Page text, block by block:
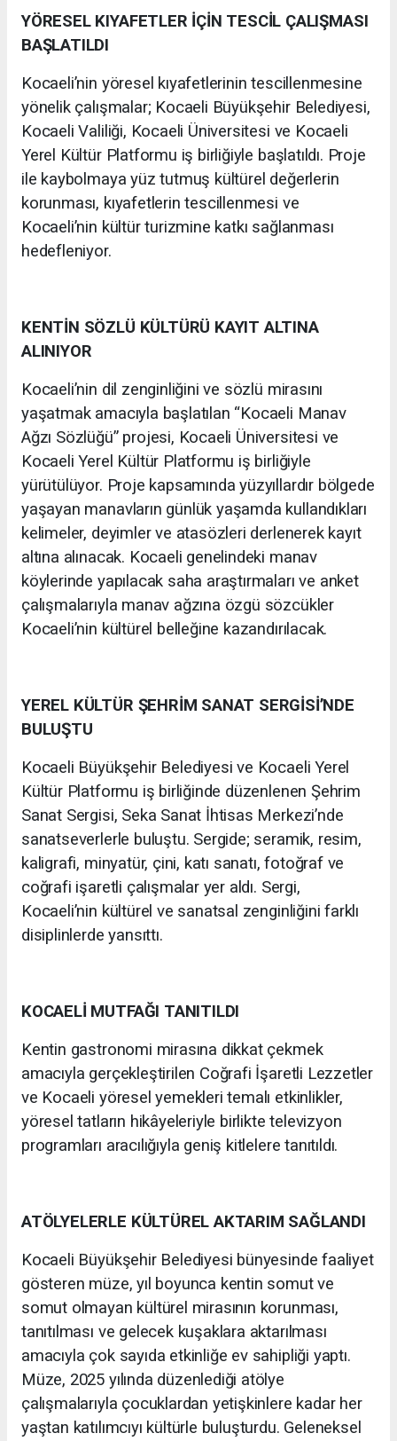
YÖRESEL KIYAFETLER İÇİN TESCİL ÇALIŞMASI
BAŞLATILDI
Kocaeli’nin yöresel kıyafetlerinin tescillenmesine
yönelik çalışmalar; Kocaeli Büyükşehir Belediyesi,
Kocaeli Valiliği, Kocaeli Üniversitesi ve Kocaeli
Yerel Kültür Platformu iş birliğiyle başlatıldı. Proje
ile kaybolmaya yüz tutmuş kültürel değerlerin
korunması, kıyafetlerin tescillenmesi ve
Kocaeli’nin kültür turizmine katkı sağlanması
hedefleniyor.
KENTİN SÖZLÜ KÜLTÜRÜ KAYIT ALTINA
ALINIYOR
Kocaeli’nin dil zenginliğini ve sözlü mirasını
yaşatmak amacıyla başlatılan “Kocaeli Manav
Ağzı Sözlüğü” projesi, Kocaeli Üniversitesi ve
Kocaeli Yerel Kültür Platformu iş birliğiyle
yürütülüyor. Proje kapsamında yüzyıllardır bölgede
yaşayan manavların günlük yaşamda kullandıkları
kelimeler, deyimler ve atasözleri derlenerek kayıt
altına alınacak. Kocaeli genelindeki manav
köylerinde yapılacak saha araştırmaları ve anket
çalışmalarıyla manav ağzına özgü sözcükler
Kocaeli’nin kültürel belleğine kazandırılacak.
YEREL KÜLTÜR ŞEHRİM SANAT SERGİSİ’NDE
BULUŞTU
Kocaeli Büyükşehir Belediyesi ve Kocaeli Yerel
Kültür Platformu iş birliğinde düzenlenen Şehrim
Sanat Sergisi, Seka Sanat İhtisas Merkezi’nde
sanatseverlerle buluştu. Sergide; seramik, resim,
kaligrafi, minyatür, çini, katı sanatı, fotoğraf ve
coğrafi işaretli çalışmalar yer aldı. Sergi,
Kocaeli’nin kültürel ve sanatsal zenginliğini farklı
disiplinlerde yansıttı.
KOCAELİ MUTFAĞI TANITILDI
Kentin gastronomi mirasına dikkat çekmek
amacıyla gerçekleştirilen Coğrafi İşaretli Lezzetler
ve Kocaeli yöresel yemekleri temalı etkinlikler,
yöresel tatların hikâyeleriyle birlikte televizyon
programları aracılığıyla geniş kitlelere tanıtıldı.
ATÖLYELERLE KÜLTÜREL AKTARIM SAĞLANDI
Kocaeli Büyükşehir Belediyesi bünyesinde faaliyet
gösteren müze, yıl boyunca kentin somut ve
somut olmayan kültürel mirasının korunması,
tanıtılması ve gelecek kuşaklara aktarılması
amacıyla çok sayıda etkinliğe ev sahipliği yaptı.
Müze, 2025 yılında düzenlediği atölye
çalışmalarıyla çocuklardan yetişkinlere kadar her
yaştan katılımcıyı kültürle buluşturdu. Geleneksel